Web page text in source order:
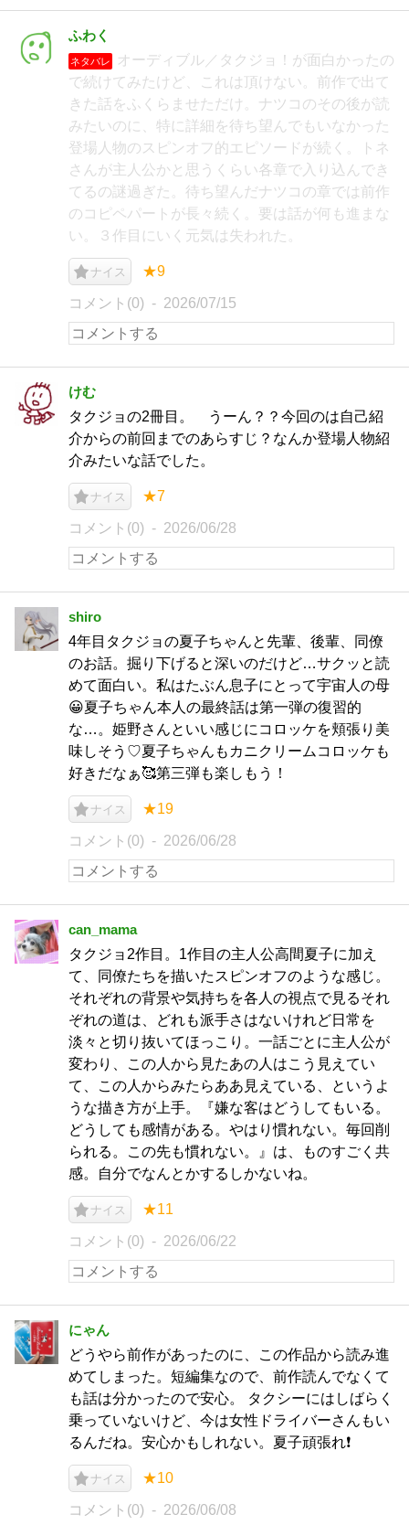
ふわく
ネタバレ
オーディブル／タクジョ！が面白かったの
で続けてみたけど、これは頂けない。前作で出て
きた話をふくらませただけ。ナツコのその後が読
みたいのに、特に詳細を待ち望んでもいなかった
登場人物のスピンオフ的エピソードが続く。トネ
さんが主人公かと思うくらい各章で入り込んでき
てるの謎過ぎた。待ち望んだナツコの章では前作
のコピペパートが長々続く。要は話が何も進まな
い。３作目にいく元気は失われた。
ナイス ★9
コメント(0) 2026/07/15
けむ
タクジョの2冊目。 うーん？？今回のは自己紹
介からの前回までのあらすじ？なんか登場人物紹
介みたいな話でした。
ナイス ★7
コメント(0) 2026/06/28
shiro
4年目タクジョの夏子ちゃんと先輩、後輩、同僚
のお話。掘り下げると深いのだけど…サクッと読
めて面白い。私はたぶん息子にとって宇宙人の母
😀夏子ちゃん本人の最終話は第一弾の復習的
な…。姫野さんといい感じにコロッケを頬張り美
味しそう♡夏子ちゃんもカニクリームコロッケも
好きだなぁ🥰第三弾も楽しもう！
ナイス ★19
コメント(0) 2026/06/28
can_mama
タクジョ2作目。1作目の主人公高間夏子に加え
て、同僚たちを描いたスピンオフのような感じ。
それぞれの背景や気持ちを各人の視点で見るそれ
ぞれの道は、どれも派手さはないけれど日常を
淡々と切り抜いてほっこり。一話ごとに主人公が
変わり、この人から見たあの人はこう見えてい
て、この人からみたらああ見えている、というよ
うな描き方が上手。『嫌な客はどうしてもいる。
どうしても感情がある。やはり慣れない。毎回削
られる。この先も慣れない。』は、ものすごく共
感。自分でなんとかするしかないね。
ナイス ★11
コメント(0) 2026/06/22
にゃん
どうやら前作があったのに、この作品から読み進
めてしまった。短編集なので、前作読んでなくて
も話は分かったので安心。 タクシーにはしばらく
乗っていないけど、今は女性ドライバーさんもい
るんだね。安心かもしれない。夏子頑張れ❗
ナイス ★10
コメント(0) 2026/06/08